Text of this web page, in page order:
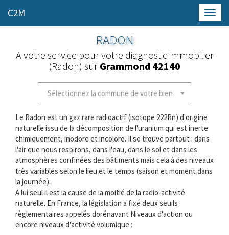
C2M
RADON
A votre service pour votre diagnostic immobilier
(Radon) sur Grammond 42140
Sélectionnez la commune de votre bien
Le Radon est un gaz rare radioactif (isotope 222Rn) d'origine
naturelle issu de la décomposition de l'uranium qui est inerte
chimiquement, inodore et incolore. Il se trouve partout : dans
l'air que nous respirons, dans l'eau, dans le sol et dans les
atmosphères confinées des bâtiments mais cela à des niveaux
très variables selon le lieu et le temps (saison et moment dans
la journée).
A lui seul il est la cause de la moitié de la radio-activité
naturelle. En France, la législation a fixé deux seuils
règlementaires appelés dorénavant Niveaux d'action ou
encore niveaux d'activité volumique :